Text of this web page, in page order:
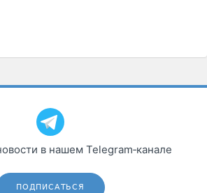
в нашем Telegram‑канале
ПОДПИСАТЬСЯ